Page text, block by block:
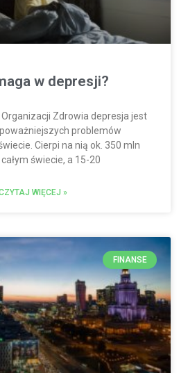
w depresji?
Organizacji Zdrowia depresja jest
problemów
Cierpi na nią ok. 350 mln
świecie, a 15-20
WIĘCEJ »
FINANSE